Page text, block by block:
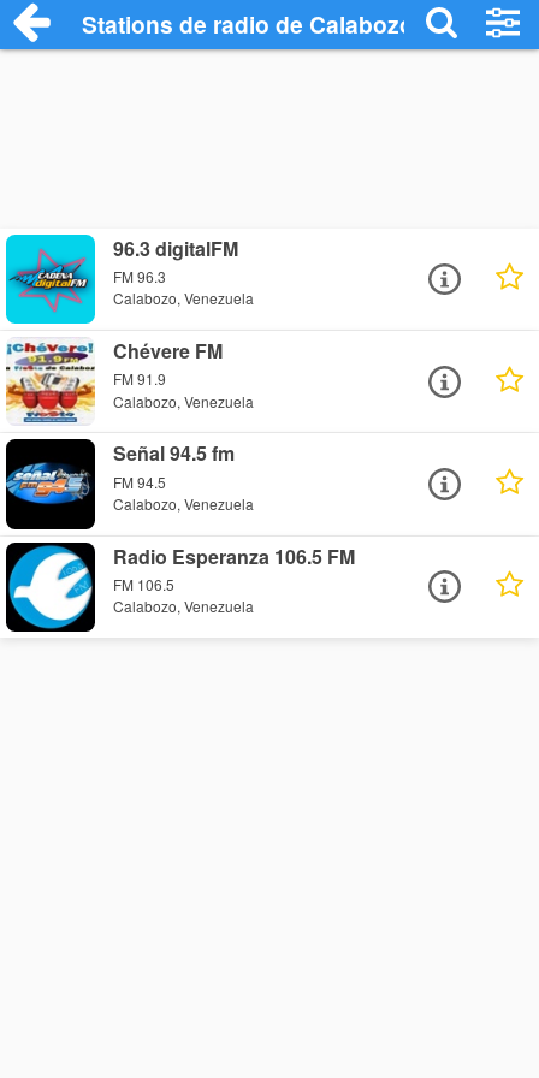
Stations de radio de Calabozo
96.3 digitalFM
FM 96.3
Calabozo, Venezuela
Chévere FM
FM 91.9
Calabozo, Venezuela
Señal 94.5 fm
FM 94.5
Calabozo, Venezuela
Radio Esperanza 106.5 FM
FM 106.5
Calabozo, Venezuela